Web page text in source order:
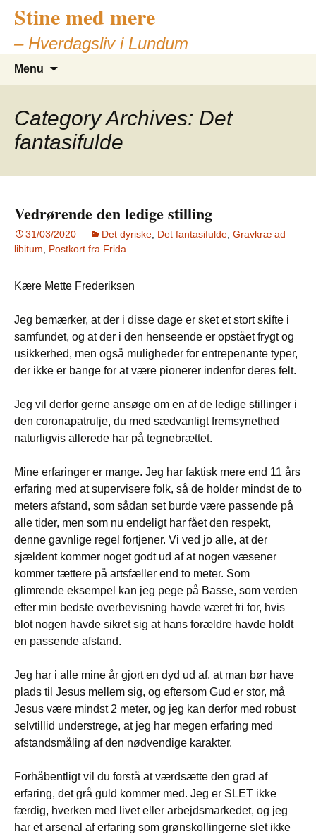
Stine med mere
– Hverdagsliv i Lundum
Menu
Category Archives: Det
fantasifulde
Vedrørende den ledige stilling
31/03/2020 Det dyriske Det fantasifulde Gravkræ ad
libitum
Postkort fra Frida
Kære Mette Frederiksen
Jeg bemærker, at der i disse dage er sket et stort skifte i
samfundet, og at der i den henseende er opstået frygt og
usikkerhed, men også muligheder for entrepenante typer,
der ikke er bange for at være pionerer indenfor deres felt.
Jeg vil derfor gerne ansøge om en af de ledige stillinger i
den coronapatrulje, du med sædvanligt fremsynethed
naturligvis allerede har på tegnebrættet.
Mine erfaringer er mange. Jeg har faktisk mere end 11 års
erfaring med at supervisere folk, så de holder mindst de to
meters afstand, som sådan set burde være passende på
alle tider, men som nu endeligt har fået den respekt,
denne gavnlige regel fortjener. Vi ved jo alle, at der
sjældent kommer noget godt ud af at nogen væsener
kommer tættere på artsfæller end to meter. Som
glimrende eksempel kan jeg pege på Basse, som verden
efter min bedste overbevisning havde været fri for, hvis
blot nogen havde sikret sig at hans forældre havde holdt
en passende afstand.
Jeg har i alle mine år gjort en dyd ud af, at man bør have
plads til Jesus mellem sig, og eftersom Gud er stor, må
Jesus være mindst 2 meter, og jeg kan derfor med robust
selvtillid understrege, at jeg har megen erfaring med
afstandsmåling af den nødvendige karakter.
Forhåbentligt vil du forstå at værdsætte den grad af
erfaring, det grå guld kommer med. Jeg er SLET ikke
færdig, hverken med livet eller arbejdsmarkedet, og jeg
har et arsenal af erfaring som grønskollingerne slet ikke